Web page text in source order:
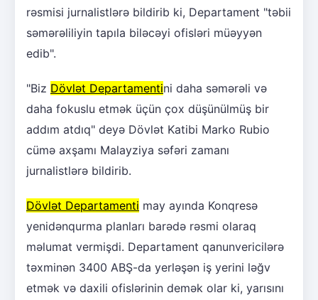
rəsmisi jurnalistlərə bildirib ki, Departament "təbii
səmərəliliyin tapıla biləcəyi ofisləri müəyyən
edib".
"Biz Dövlət Departamentini daha səmərəli və
daha fokuslu etmək üçün çox düşünülmüş bir
addım atdıq" deyə Dövlət Katibi Marko Rubio
cümə axşamı Malayziya səfəri zamanı
jurnalistlərə bildirib.
Dövlət Departamenti may ayında Konqresə
yenidənqurma planları barədə rəsmi olaraq
məlumat vermişdi. Departament qanunvericilərə
təxminən 3400 ABŞ-da yerləşən iş yerini ləğv
etmək və daxili ofislərinin demək olar ki, yarısını